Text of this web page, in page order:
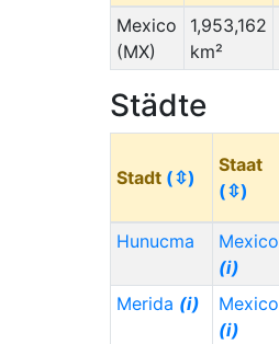
Mexico
(MX)
1,953,162
km²
Städte
Stadt (⇳)
Staat
(⇳)
Hunucma
Mexico
(i)
Merida (i)
Mexico
(i)